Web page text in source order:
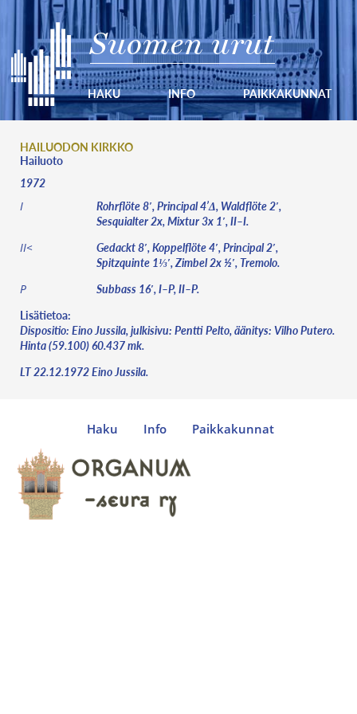
Suomen urut
HAKU INFO PAIKKAKUNNAT
HAILUODON KIRKKO
Hailuoto
1972
I
Rohrflöte 8′, Principal 4’Δ, Waldflöte 2′,
Sesquialter 2x, Mixtur 3x 1′, II–I.
II<
Gedackt 8′, Koppelflöte 4′, Principal 2′,
Spitzquinte 1⅓′, Zimbel 2x ½′, Tremolo.
P
Subbass 16′, I–P, II–P.
Lisätietoa:
Dispositio: Eino Jussila, julkisivu: Pentti Pelto, äänitys: Vilho Putero.
Hinta (59.100) 60.437 mk.
LT 22.12.1972 Eino Jussila.
Haku Info Paikkakunnat